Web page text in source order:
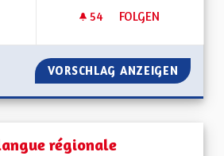
54 54 FOLLOWER
FOLGEN
AMÉLIORER
VORSCHLAG ANZEIGEN
régionale